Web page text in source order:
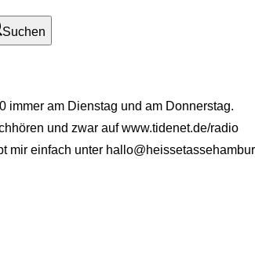
Suchen
immer am Dienstag und am Donnerstag.
und zwar auf www.tidenet.de/radio
mir einfach unter